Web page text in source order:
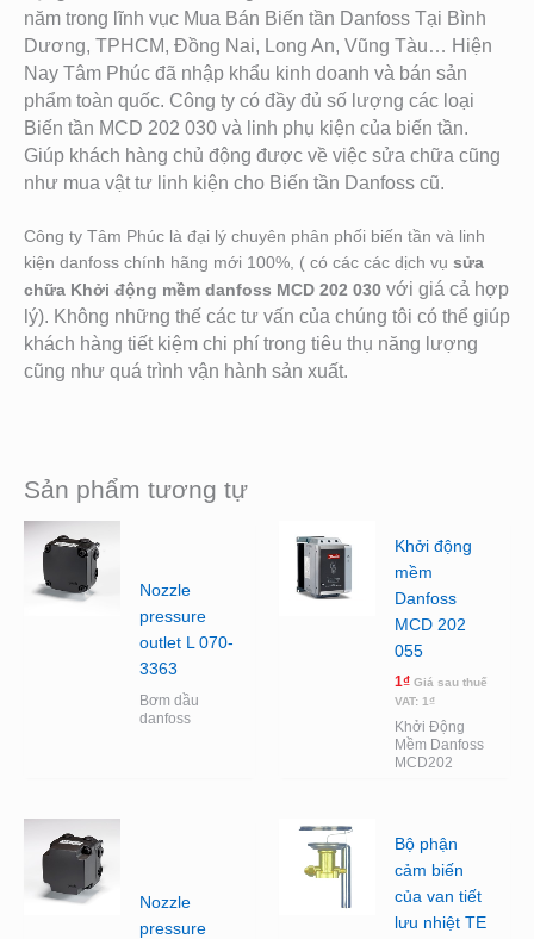
năm trong lĩnh vục Mua Bán Biến tần Danfoss Tại Bình
Dương, TPHCM, Đồng Nai, Long An, Vũng Tàu… Hiện
Nay Tâm Phúc đã nhập khẩu kinh doanh và bán sản
phẩm toàn quốc. Công ty có đầy đủ số lượng các loại
Biến tần MCD 202 030 và linh phụ kiện của biến tần.
Giúp khách hàng chủ động được về việc sửa chữa cũng
như mua vật tư linh kiện cho Biến tần Danfoss cũ.
Công ty Tâm Phúc là đại lý chuyên phân phối biến tần và linh
kiện danfoss chính hãng mới 100%, ( có các các dịch vụ sửa
chữa Khởi động mềm danfoss MCD 202 030 với giá cả hợp
lý). Không những thế các tư vấn của chúng tôi có thể giúp
khách hàng tiết kiệm chi phí trong tiêu thụ năng lượng
cũng như quá trình vận hành sản xuất.
Sản phẩm tương tự
Nozzle
pressure
outlet L 070-
3363
Bơm dầu
danfoss
Khởi động
mềm
Danfoss
MCD 202
055
1₫ Giá sau thuế
VAT: 1₫
Khởi Động
Mềm Danfoss
MCD202
Nozzle
pressure
Bộ phận
cảm biến
của van tiết
lưu nhiệt TE